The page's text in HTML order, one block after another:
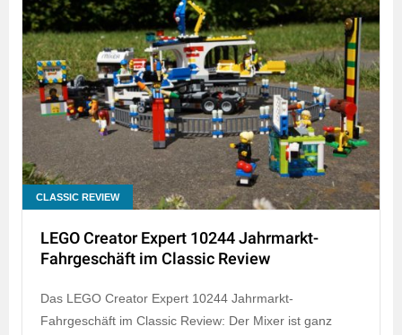
CLASSIC REVIEW
LEGO Creator Expert 10244 Jahrmarkt-
Fahrgeschäft im Classic Review
Das LEGO Creator Expert 10244 Jahrmarkt-
Fahrgeschäft im Classic Review: Der Mixer ist ganz